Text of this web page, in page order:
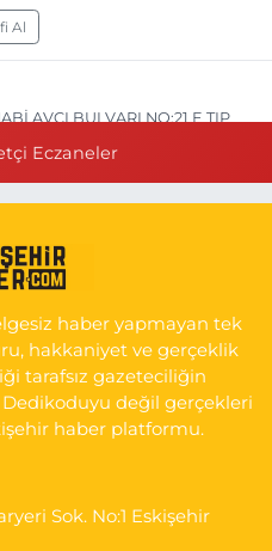
Al
AVCI BULVARI NO:21 E TIP
CD.8 B ESKİ DEVLET
Al
Eczaneler
haber yapmayan tek
hakkaniyet ve gerçeklik
tarafsız gazeteciliğin
değil gerçekleri
haber platformu.
Sok. No:1 Eskişehir